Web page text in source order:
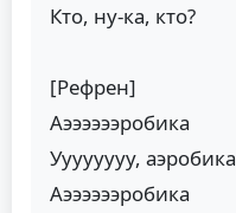
Кто, ну-ка, кто?
[Рефрен]
Аээээээробика
Уууууууу, аэробика
Аээээээробика